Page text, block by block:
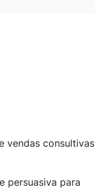
vendas consultivas
persuasiva para